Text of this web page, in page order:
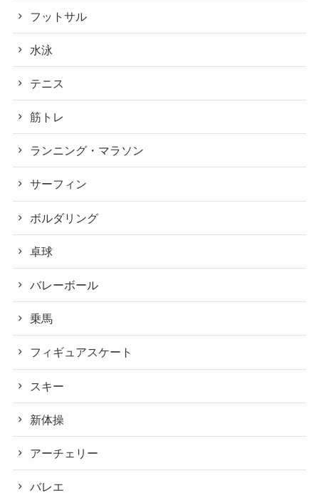
フットサル
水泳
テニス
筋トレ
ランニング・マラソン
サーフィン
ボルダリング
卓球
バレーボール
乗馬
フィギュアスケート
スキー
新体操
アーチェリー
バレエ